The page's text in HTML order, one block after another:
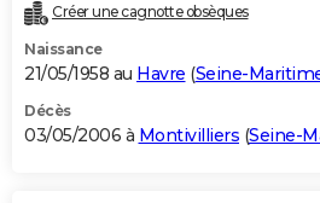
Créer une cagnotte obsèques
Naissance
21/05/1958 au Havre (Seine-
Décès
03/05/2006 à Montivilliers (Seine-